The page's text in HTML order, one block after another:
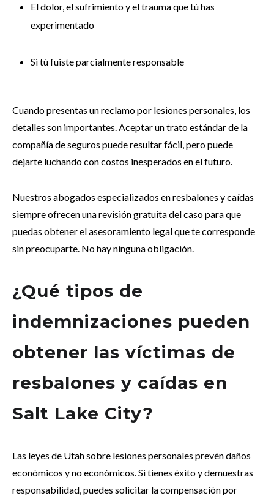
El dolor, el sufrimiento y el trauma que tú has
experimentado
Si tú fuiste parcialmente responsable
Cuando presentas un reclamo por lesiones personales, los
detalles son importantes. Aceptar un trato estándar de la
compañía de seguros puede resultar fácil, pero puede
dejarte luchando con costos inesperados en el futuro.
Nuestros abogados especializados en resbalones y caídas
siempre ofrecen una revisión gratuita del caso para que
puedas obtener el asesoramiento legal que te corresponde
sin preocuparte. No hay ninguna obligación.
¿Qué tipos de
indemnizaciones pueden
obtener las víctimas de
resbalones y caídas en
Salt Lake City?
Las leyes de Utah sobre lesiones personales prevén daños
económicos y no económicos. Si tienes éxito y demuestras
responsabilidad, puedes solicitar la compensación por